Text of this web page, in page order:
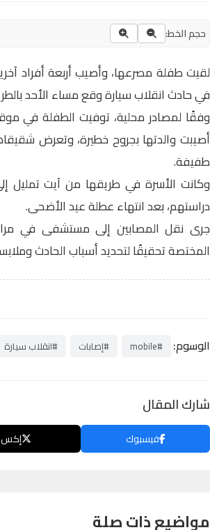
حجم الخط:
لقيت طفلة مصرعها، وأصيب أربعة أفراد
في حادث انقلاب سيارة وقع مساء الأحد
وفقًا لمصادر محلية، توفيت الطفلة في موقع
أصيبت والدتها بجروح خطيرة، وتعرض
طفيفة.
وكانت الأسرة في طريقها من آيت تمليل
دراستهم، بعد انتهاء عطلة عيد الأضحى.
جرى نقل المصابين إلى مستشفى في
المختصة تحقيقًا لتحديد أسباب الحادث
الوسوم: #mobile #إصابات #انقلاب سيارة
شارك المقال
فيسبوك إكس
مواضيع ذات صلة